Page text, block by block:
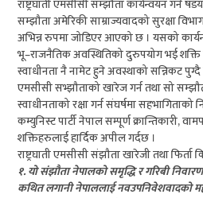
राष्ट्रघाती एमसीसी सम्झौता कार्यन्वयन गर्ने
सम्झौता अमेरिकी साम्राज्यवादको सुरक्षा
अभिन्न रुपमा जोडिएर आएको छ । यसको
भू–राजनैतिक अवस्थितिको दुरुपयोग भई शक्ति
स्वाधीनता नै नामेट हुने अवस्थाको सन्निकट पुग्दै
एमसीसी सभ्झौताको खारेज गर्न तथा सो
स्वाधीनताको रक्षा गर्न संघर्षमा सहभागिताको
कम्युनिस्ट पार्टी नेपाल सम्पूर्ण क्रान्तिकारी,
शक्तिहरुलाई हार्दिक अपील गर्दछ ।
राष्ट्रघाती एमसीसी संझौता खारेजी तथा
१. यो संझौता नेपालको समृद्धि र गरिबी
कथित लगानी नेपाललाई नवउपनिवेशवादको